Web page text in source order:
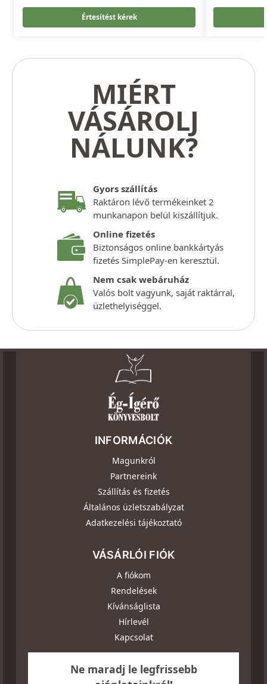
Értesítést kérek
MIÉRT
VÁSÁROLJ
NÁLUNK?
Gyors szállítás
Raktáron lévő termékeinket 2
munkanapon belül kiszállítjuk.
Online fizetés
Biztonságos online bankkártyás
fizetés SimplePay-en keresztül.
Nem csak webáruház
Valós bolt vagyunk, saját raktárral,
üzlethelyiséggel.
INFORMÁCIÓK
Magunkról
Partnereink
Szállítás és fizetés
Általános üzletszabályzat
Adatkezelési tájékoztató
VÁSÁRLÓI FIÓK
A fiókom
Rendelések
Kívánságlista
Hírlevél
Kapcsolat
Ne maradj le legfrissebb